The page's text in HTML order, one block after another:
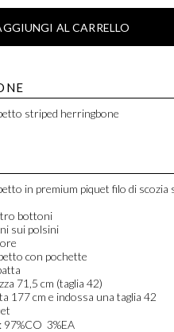
AL CARRELLO
striped herringbone
in premium piquet filo di scozia
bottoni
sui polsini
con pochette
71,5 cm (taglia 42)
177 cm e indossa una taglia 42
 3%EA